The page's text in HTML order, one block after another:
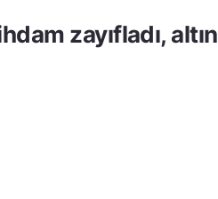
zayıfladı, altın